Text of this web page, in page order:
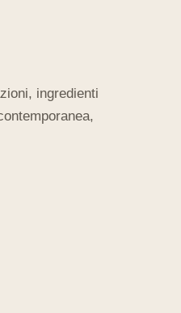
ingredienti